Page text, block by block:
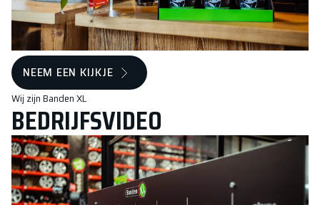
NEEM EEN KIJKJE
Wij zijn Banden XL
BEDRIJFSVIDEO